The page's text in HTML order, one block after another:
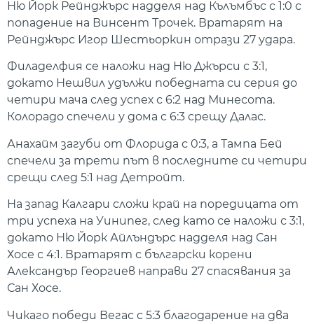
Ню Йорк Рейнджърс надделя над Кълъмбъс с 1:0 с
попадение на Винсент Трочек. Вратарят на
Рейнджърс Игор Шестьоркин отрази 27 удара.
Филаделфия се наложи над Ню Джърси с 3:1,
докато Нешвил удължи победната си серия до
четири мача след успех с 6:2 над Минесота.
Колорадо спечели у дома с 6:3 срещу Далас.
Анахайм загуби от Флорида с 0:3, а Тампа Бей
спечели за трети път в последните си четири
срещи след 5:1 над Детройт.
На запад Калгари сложи край на поредицата от
три успеха на Уинипег, след като се наложи с 3:1,
докато Ню Йорк Айлъндърс надделя над Сан
Хосе с 4:1. Вратарят с български корени
Александър Георгиев направи 27 спасявания за
Сан Хосе.
Чикаго победи Вегас с 5:3 благодарение на два